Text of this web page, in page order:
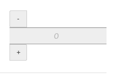
Menge
-
+